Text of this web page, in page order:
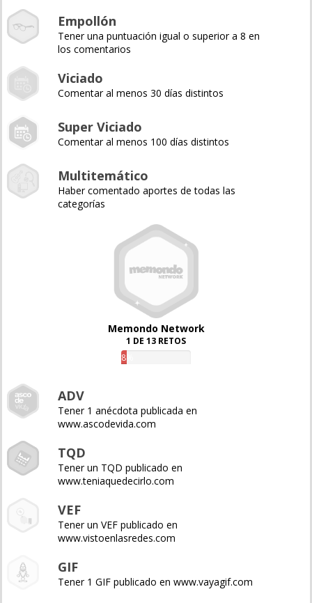
Empollón
Tener una puntuación igual o superior a 8 en
los comentarios
Viciado
Comentar al menos 30 días distintos
Super Viciado
Comentar al menos 100 días distintos
Multitemático
Haber comentado aportes de todas las
categorías
Memondo Network
1 DE 13 RETOS
8%
ADV
Tener 1 anécdota publicada en
www.ascodevida.com
TQD
Tener un TQD publicado en
www.teniaquedecirlo.com
VEF
Tener un VEF publicado en
www.vistoenlasredes.com
GIF
Tener 1 GIF publicado en www.vayagif.com